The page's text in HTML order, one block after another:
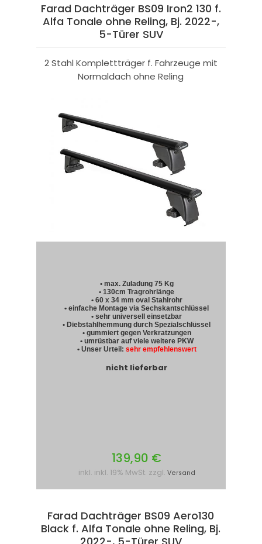
Farad Dachträger BS09 Iron2 130 f.
Alfa Tonale ohne Reling, Bj. 2022-,
5-Türer SUV
2 Stahl Komplettträger f. Fahrzeuge mit
Normaldach ohne Reling
• max. Zuladung 75 Kg
• 130cm Tragrohrlänge
• 60 x 34 mm oval Stahlrohr
• einfache Montage via Sechskantschlüssel
• sehr universell einsetzbar
• Diebstahlhemmung durch Spezialschlüssel
• gummiert gegen Verkratzungen
• umrüstbar auf viele weitere PKW
• Unser Urteil: sehr empfehlenswert
nicht lieferbar
139,90 €
inkl. inkl. 19% MwSt. zzgl. Versand
Farad Dachträger BS09 Aero130
Black f. Alfa Tonale ohne Reling, Bj.